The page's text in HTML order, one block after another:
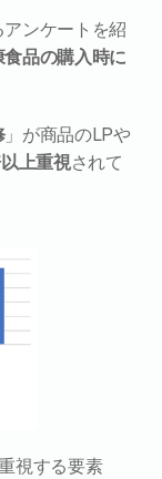
ンケートを紹
品の購入時に
」が商品のLPや
上重視されて
視する要素